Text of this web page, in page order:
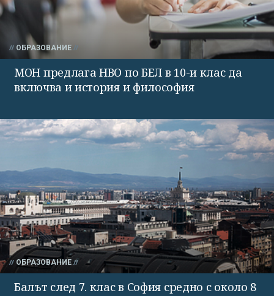
ОБРАЗОВАНИЕ
МОН предлага НВО по БЕЛ в 10-и клас да
включва и история и философия
ОБРАЗОВАНИЕ
Балът след 7. клас в София средно с около 8